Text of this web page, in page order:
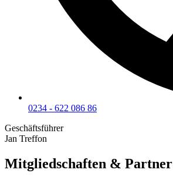
0234 - 622 086 86
Geschäftsführer
Jan Treffon
Mitgliedschaften & Partner